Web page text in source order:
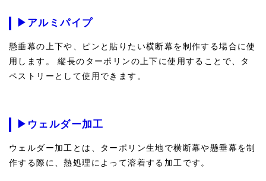
▶アルミパイプ
懸垂幕の上下や、ピンと貼りたい横断幕を制作する場合に使
用します。 縦長のターポリンの上下に使用することで、タ
ペストリーとして使用できます。
▶ウェルダー加工
ウェルダー加工とは、ターポリン生地で横断幕や懸垂幕を制
作する際に、熱処理によって溶着する加工です。